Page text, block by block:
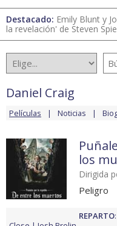
Destacado: Emily Blunt y
la revelación' de Steven
Daniel Craig
Películas Noticias
los
Dirigida
Peligro
REPARTO: